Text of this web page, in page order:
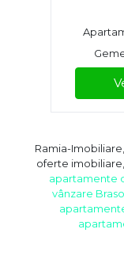
Ramia-
oferte
apartamente
vânzare